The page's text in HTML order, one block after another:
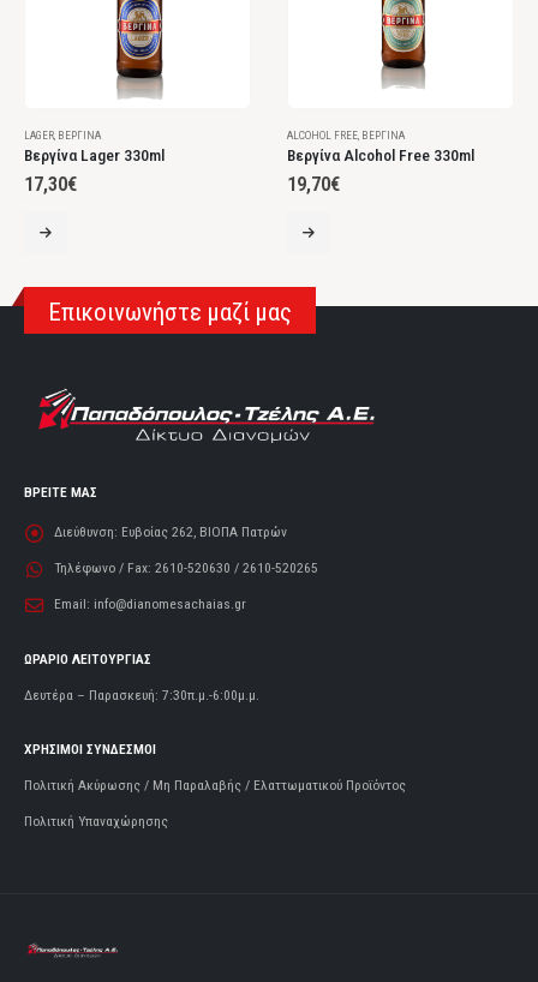
LAGER, ΒΕΡΓΊΝΑ
Βεργίνα Lager 330ml
17,30€
ALCOHOL FREE, ΒΕΡΓΊΝΑ
Βεργίνα Alcohol Free 330ml
19,70€
Επικοινωνήστε μαζί μας
ΒΡΕΙΤΕ ΜΑΣ
Διεύθυνση: Ευβοίας 262, ΒΙΟΠΑ Πατρών
Τηλέφωνο / Fax: 2610-520630 / 2610-520265
Email: info@dianomesachaias.gr
ΩΡΑΡΙΟ ΛΕΙΤΟΥΡΓΙΑΣ
Δευτέρα – Παρασκευή: 7:30π.μ.-6:00μ.μ.
ΧΡΗΣΙΜΟΙ ΣΥΝΔΕΣΜΟΙ
Πολιτική Ακύρωσης / Μη Παραλαβής / Ελαττωματικού Προϊόντος
Πολιτική Υπαναχώρησης